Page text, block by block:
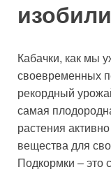
Кабачки, как мы
своевременных
рекордный
самая
растения
вещества для
Подкормки – это